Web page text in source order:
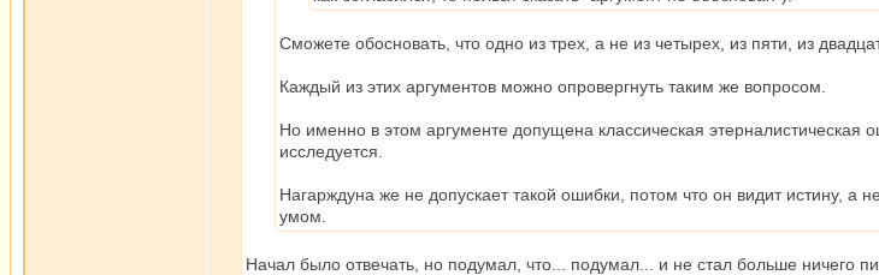
Сможете обосновать, что одно из трех, а не из четырех, из пяти, из
Каждый из этих аргументов можно опровергнуть таким же вопросом.
Но именно в этом аргументе допущена классическая
исследуется.
Нагарждуна же не допускает такой ошибки, потом что он видит истину,
умом.
Начал было отвечать, но подумал, что... подумал... и не стал больше ничего